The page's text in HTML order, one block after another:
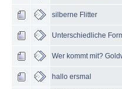
silberne Flitter
Unterschiedliche
Wer kommt mit?
hallo ersmal